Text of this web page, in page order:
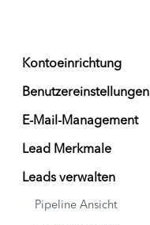
Kontoeinrichtung
Benutzereinstellungen
E-Mail-Management
Lead Merkmale
Leads verwalten
Pipeline Ansicht